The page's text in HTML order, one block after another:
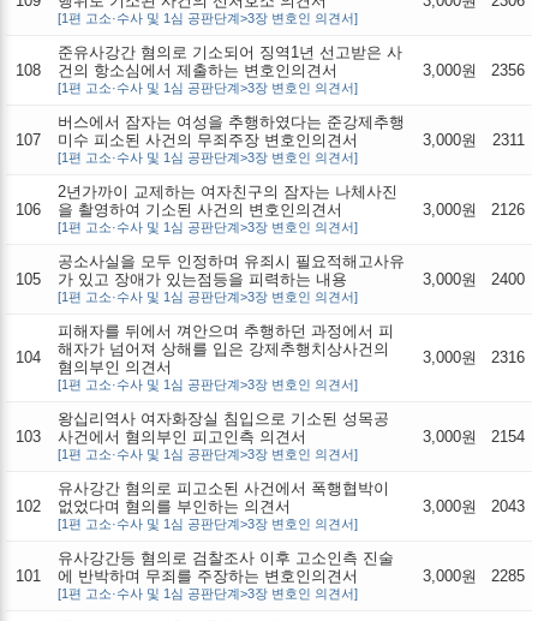
[1편 고소·수사 및 1심 공판단계>3장 변호인 의견서]
108
준유사강간 혐의로 기소되어 징역1년 선고받은 사
건의 항소심에서 제출하는 변호인의견서
[1편 고소·수사 및 1심 공판단계>3장 변호인 의견서]
3,000원 2356
107
버스에서 잠자는 여성을 추행하였다는 준강제추행
미수 피소된 사건의 무죄주장 변호인의견서
[1편 고소·수사 및 1심 공판단계>3장 변호인 의견서]
3,000원 2311
106
2년가까이 교제하는 여자친구의 잠자는 나체사진
을 촬영하여 기소된 사건의 변호인의견서
[1편 고소·수사 및 1심 공판단계>3장 변호인 의견서]
3,000원 2126
105
공소사실을 모두 인정하며 유죄시 필요적해고사유
가 있고 장애가 있는점등을 피력하는 내용
[1편 고소·수사 및 1심 공판단계>3장 변호인 의견서]
3,000원 2400
104
피해자를 뒤에서 껴안으며 추행하던 과정에서 피
해자가 넘어져 상해를 입은 강제추행치상사건의
혐의부인 의견서
[1편 고소·수사 및 1심 공판단계>3장 변호인 의견서]
3,000원 2316
103
왕십리역사 여자화장실 침입으로 기소된 성목공
사건에서 혐의부인 피고인측 의견서
[1편 고소·수사 및 1심 공판단계>3장 변호인 의견서]
3,000원 2154
102
유사강간 혐의로 피고소된 사건에서 폭행협박이
없었다며 혐의를 부인하는 의견서
[1편 고소·수사 및 1심 공판단계>3장 변호인 의견서]
3,000원 2043
101
유사강간등 혐의로 검찰조사 이후 고소인측 진술
에 반박하며 무죄를 주장하는 변호인의견서
[1편 고소·수사 및 1심 공판단계>3장 변호인 의견서]
3,000원 2285